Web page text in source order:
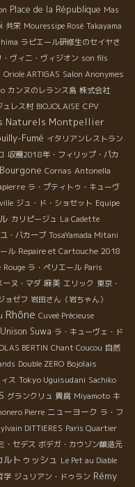
Place de la République Mas
共栄 Mouressipe Rosé Takayama
ラピエール研修生のセイヤさ
・ヴィニ・ヴィジオン son fils
Oriole ARTIGAS Salon Anonymes
カンヌのレランス島 株式会社
ュレス村 BIOJOLAISE CPV
Naturels Montpellier
Fumé イタリアンレストラン
収穫2018年・フィリップ・パカ
Bourgone Cornas Antonella
ラ・プティトゥ・キューヴ
ジュ・ド・ショセット Equipe
カリピージュ La Cadette
・バカーブ TosaYamada Mitani
ル Repaire et Cartouche 2018
Rouge ラ・ペリエール Paris
ーヌ・マダ 麻美 エリック 東京・
ョゼフ 岩田さん（岩ちゃん）
Rhône Cuveé Précieuse
Suwa ラ・キューヴェ・ド
BERTIN Chant Coucou 自然
Double ZERO Bojolais
ス Tokyo Uguisudani Sachiko
グランクリュ 貴腐 Miyamoto キ
Pierre ニューヨーク ラ・フ
DITTIERES Paris Quartier
・セデス ボデガ・カウゾン醸造元
トゥッシュ Le Pet au Diable
学 ジュリアン・ドゥラン Rémy